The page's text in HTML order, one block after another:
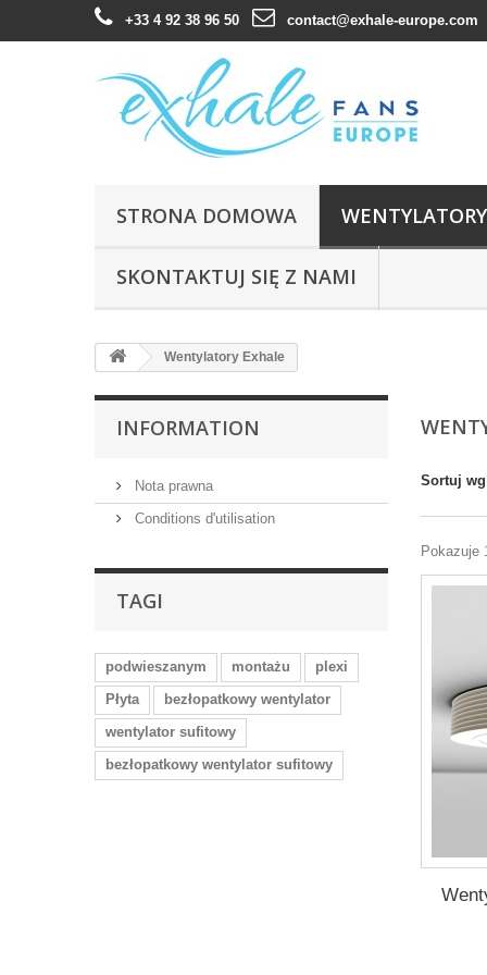
+33 4 92 38 96 50 contact@exhale-europe.com
STRONA DOMOWA
SKONTAKTUJ SIĘ Z NAMI
Wentylatory Exhale
INFORMATION
Nota prawna
Conditions d'utilisation
TAGI
podwieszanym montażu
plexi
Płyta
bezłopatkowy wentylator
wentylator sufitowy
bezłopatkowy wentylator sufitowy
Sortuj wg
Pokazuje